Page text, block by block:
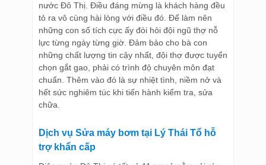
nước Đô Thị. Điều đáng mừng là khách hàng đều
tỏ ra vô cùng hài lòng với điều đó. Để làm nên
những con số tích cực ấy đòi hỏi đội ngũ thợ nỗ
lực từng ngày từng giờ. Đảm bảo cho bà con
những chất lượng tin cậy nhất, đội thợ được tuyển
chọn gắt gao, phải có trình độ chuyên môn đạt
chuẩn. Thêm vào đó là sự nhiệt tình, niềm nở và
hết sức nghiêm túc khi tiến hành kiểm tra, sửa
chữa.
Dịch vụ Sửa máy bơm tại Lý Thái Tổ hỗ
trợ khẩn cấp